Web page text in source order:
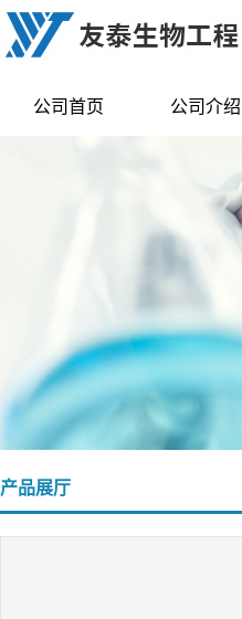
公司首页 公司介绍
产品展厅